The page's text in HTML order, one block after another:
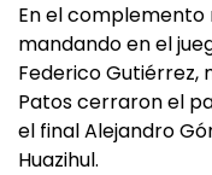
En el complemento
mandando en el
Federico Gutiérrez,
Patos cerraron el
el final Alejandro
Huazihul.